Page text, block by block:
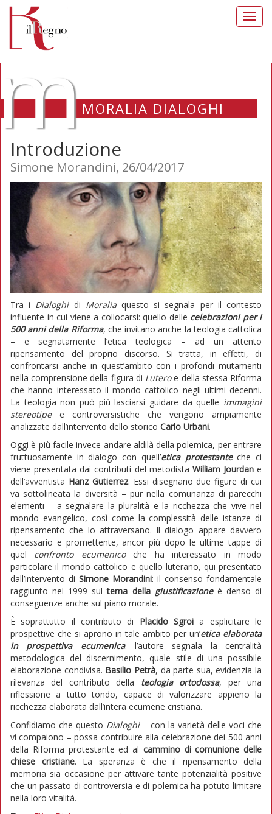
MORALIA DIALOGHI
Introduzione
Simone Morandini, 26/04/2017
Tra i Dialoghidi Moraliaquesto si segnala per il contesto
influente in cui viene a collocarsi: quello delle celebrazioni per i
500 anni della Riforma, che invitano anche la teologia cattolica
– e segnatamente l’etica teologica – ad un attento
ripensamento del proprio discorso. Si tratta, in effetti, di
confrontarsi anche in quest’ambito con i profondi mutamenti
nella comprensione della figura di Luteroe della stessa Riforma
che hanno interessato il mondo cattolico negli ultimi decenni.
La teologia non può più lasciarsi guidare da quelle immagini
stereotipee controversistiche che vengono ampiamente
analizzate dall’intervento dello storico Carlo Urbani.
Oggi è più facile invece andare aldilà della polemica, per entrare
fruttuosamente in dialogo con quell’etica protestante che ci
viene presentata dai contributi del metodista William Jourdane
dell’avventista Hanz Gutierrez. Essi disegnano due figure di cui
va sottolineata la diversità – pur nella comunanza di parecchi
elementi – a segnalare la pluralità e la ricchezza che vive nel
mondo evangelico, così come la complessità delle istanze di
ripensamento che lo attraversano. Il dialogo appare davvero
necessario e promettente, ancor più dopo le ultime tappe di
quel confronto ecumenicoche ha interessato in modo
particolare il mondo cattolico e quello luterano, qui presentato
dall’intervento di Simone Morandini: il consenso fondamentale
raggiunto nel 1999 sultema della giustificazione è denso di
conseguenze anche sul piano morale.
È soprattutto il contributo di Placido Sgroi a esplicitare le
prospettive che si aprono in tale ambito per un’etica elaborata
in prospettiva ecumenica: l’autore segnala la centralità
metodologica del discernimento, quale stile di una possibile
elaborazione condivisa. Basilio Petrà, da parte sua, evidenzia la
rilevanza del contributo della teologia ortodossa, per una
riflessione a tutto tondo, capace di valorizzare appieno la
ricchezza elaborata dall’intera ecumene cristiana.
Confidiamo che questo Dialoghi– con la varietà delle voci che
vi compaiono – possa contribuire alla celebrazione dei 500 anni
della Riforma protestante ed al cammino di comunione delle
chiese cristiane. La speranza è che il ripensamento della
memoria sia occasione per attivare tante potenzialità positive
che un passato di controversia e di polemica ha potuto limitare
nella loro vitalità.